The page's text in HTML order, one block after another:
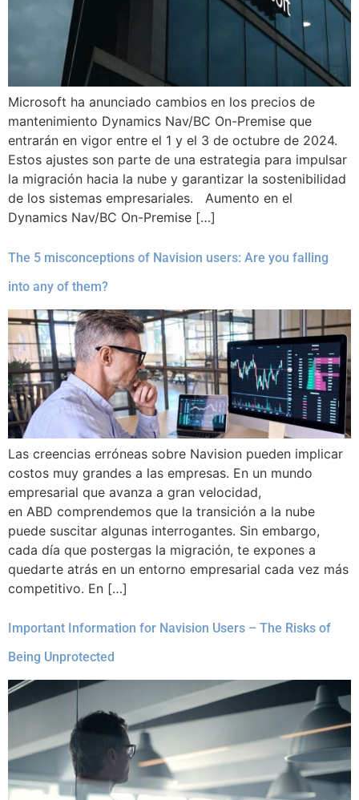
Microsoft ha anunciado cambios en los precios de
mantenimiento Dynamics Nav/BC On-Premise que
entrarán en vigor entre el 1 y el 3 de octubre de 2024.
Estos ajustes son parte de una estrategia para impulsar
la migración hacia la nube y garantizar la sostenibilidad
de los sistemas empresariales. Aumento en el
Dynamics Nav/BC On-Premise […]
The 5 misconceptions of Navision users: Are you falling
into any of them?
Las creencias erróneas sobre Navision pueden implicar
costos muy grandes a las empresas. En un mundo
empresarial que avanza a gran velocidad,
en ABD comprendemos que la transición a la nube
puede suscitar algunas interrogantes. Sin embargo,
cada día que postergas la migración, te expones a
quedarte atrás en un entorno empresarial cada vez más
competitivo. En […]
Important Information for Navision Users – The Risks of
Being Unprotected